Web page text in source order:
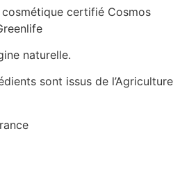
certifié Cosmos
naturelle.
sont issus de l’Agriculture